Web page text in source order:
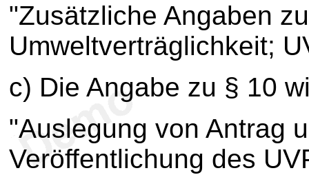
"Zusätzliche Angaben
Umweltverträglichkeit;
c) Die Angabe zu § 10
"Auslegung von Antrag
Veröffentlichung des